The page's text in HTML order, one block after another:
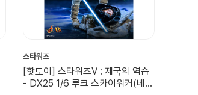
스타워즈
[핫토이] 스타워즈V : 제국의 역습
- DX25 1/6 루크 스카이워커(베스